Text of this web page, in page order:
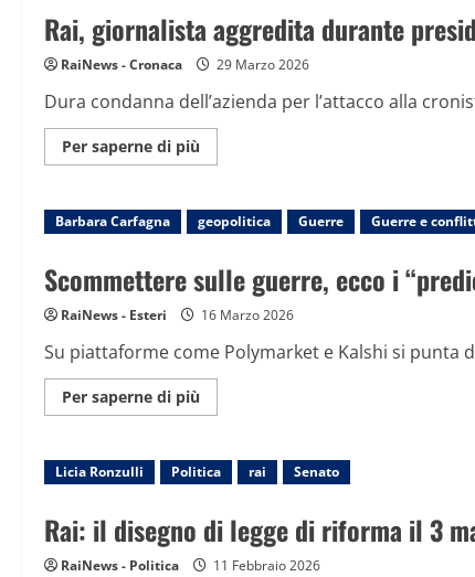
Piantedosi,
governo
sotto
assedio
Rai, giornalista aggredita durante
RaiNews - Cronaca 29 Marzo 2026
Dura condanna dell’azienda per l’attacco alla
Per saperne di più
informazioni
giornalista
aggredita
durante
anarchico
a
Roma
Barbara Carfagna geopolitica Guerre Guerre e
Scommettere sulle guerre, ecco i
RaiNews - Esteri 16 Marzo 2026
Su piattaforme come Polymarket e Kalshi si punta
Per saperne di più
informazioni
sulle
guerre,
ecco
“prediction
market”
Licia Ronzulli Politica rai Senato
Rai: il disegno di legge di riforma il 3
RaiNews - Politica 11 Febbraio 2026